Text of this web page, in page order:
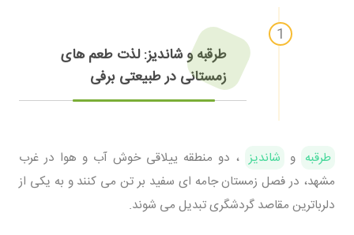
طرقبه و شاندیز: لذت طعم های
زمستانی در طبیعتی برفی
طرقبه و شاندیز ، دو منطقه ییلاقی خوش آب و هوا در غرب
مشهد، در فصل زمستان جامه ای سفید بر تن می کنند و به یکی از
دلرباترین مقاصد گردشگری تبدیل می شوند.